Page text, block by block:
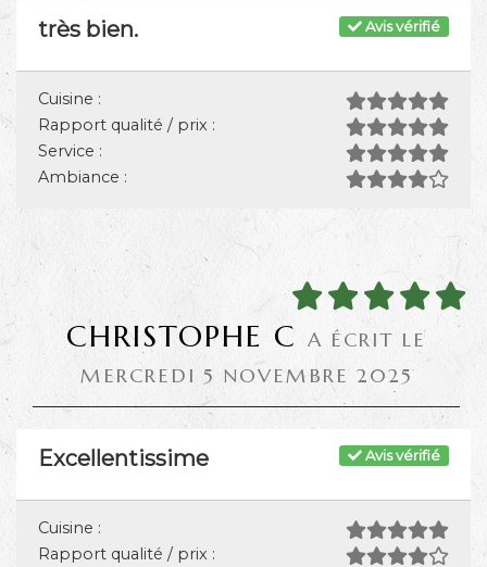
Avis vérifié
très bien.
Cuisine :
Rapport qualité / prix :
Service :
Ambiance :
CHRISTOPHE C A ÉCRIT LE
MERCREDI 5 NOVEMBRE 2025
Avis vérifié
Excellentissime
Cuisine :
Rapport qualité / prix :